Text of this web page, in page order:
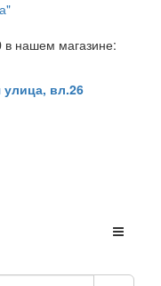
в нашем магазине:
вл.26